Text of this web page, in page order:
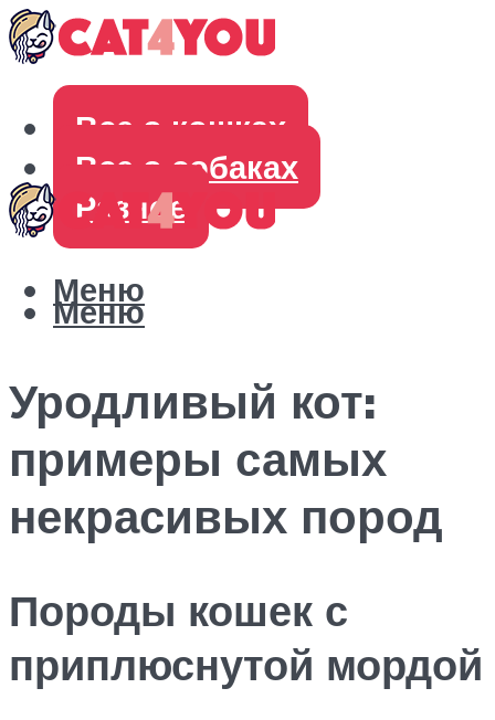
Все о кошках
Все о собаках
Разное
Меню
Меню
Уродливый кот:
примеры самых
некрасивых пород
Породы кошек с
приплюснутой мордой